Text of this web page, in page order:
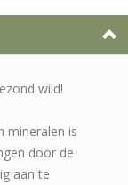
wild!
mineralen is
door de
aan te